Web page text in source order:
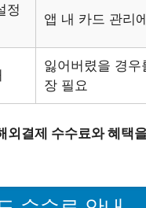
정
앱 내 카드 관리
잃어버렸을 경우
장 필요
외결제 수수료와 혜택